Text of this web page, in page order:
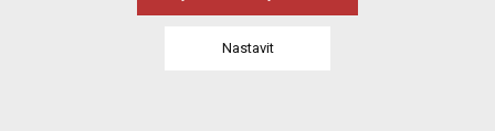
Nastavit